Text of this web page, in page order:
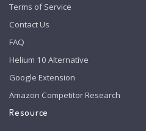
Terms of Service
Contact Us
FAQ
Helium 10 Alternative
Google Extension
Amazon Competitor Research
Resource